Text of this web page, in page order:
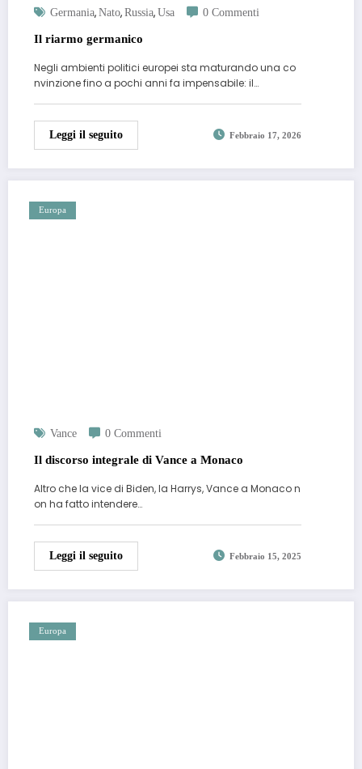
Germania, Nato, Russia, Usa 0 Commenti
Il riarmo germanico
Negli ambienti politici europei sta maturando una co
nvinzione fino a pochi anni fa impensabile: il…
Leggi il seguito Febbraio 17, 2026
Europa
Vance 0 Commenti
Il discorso integrale di Vance a Monaco
Altro che la vice di Biden, la Harrys, Vance a Monaco n
on ha fatto intendere…
Leggi il seguito Febbraio 15, 2025
Europa